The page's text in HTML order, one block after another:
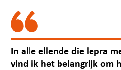
In alle ellende die lepra
vind ik het belangrijk om